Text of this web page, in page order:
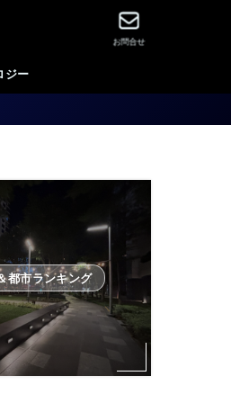
ジー
お問合せ
都市ランキング